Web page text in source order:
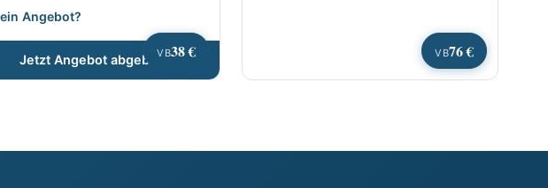
VB38 €
Angebot?
Jetzt Angebot abgeben VB76 €